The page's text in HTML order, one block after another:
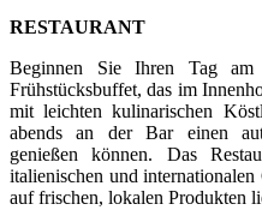
RESTAURANT
Beginnen Sie Ihren Tag am
Frühstücksbuffet, das im
mit leichten kulinarischen
abends an der Bar einen
genießen können. Das
italienischen und
auf frischen, lokalen Produkten